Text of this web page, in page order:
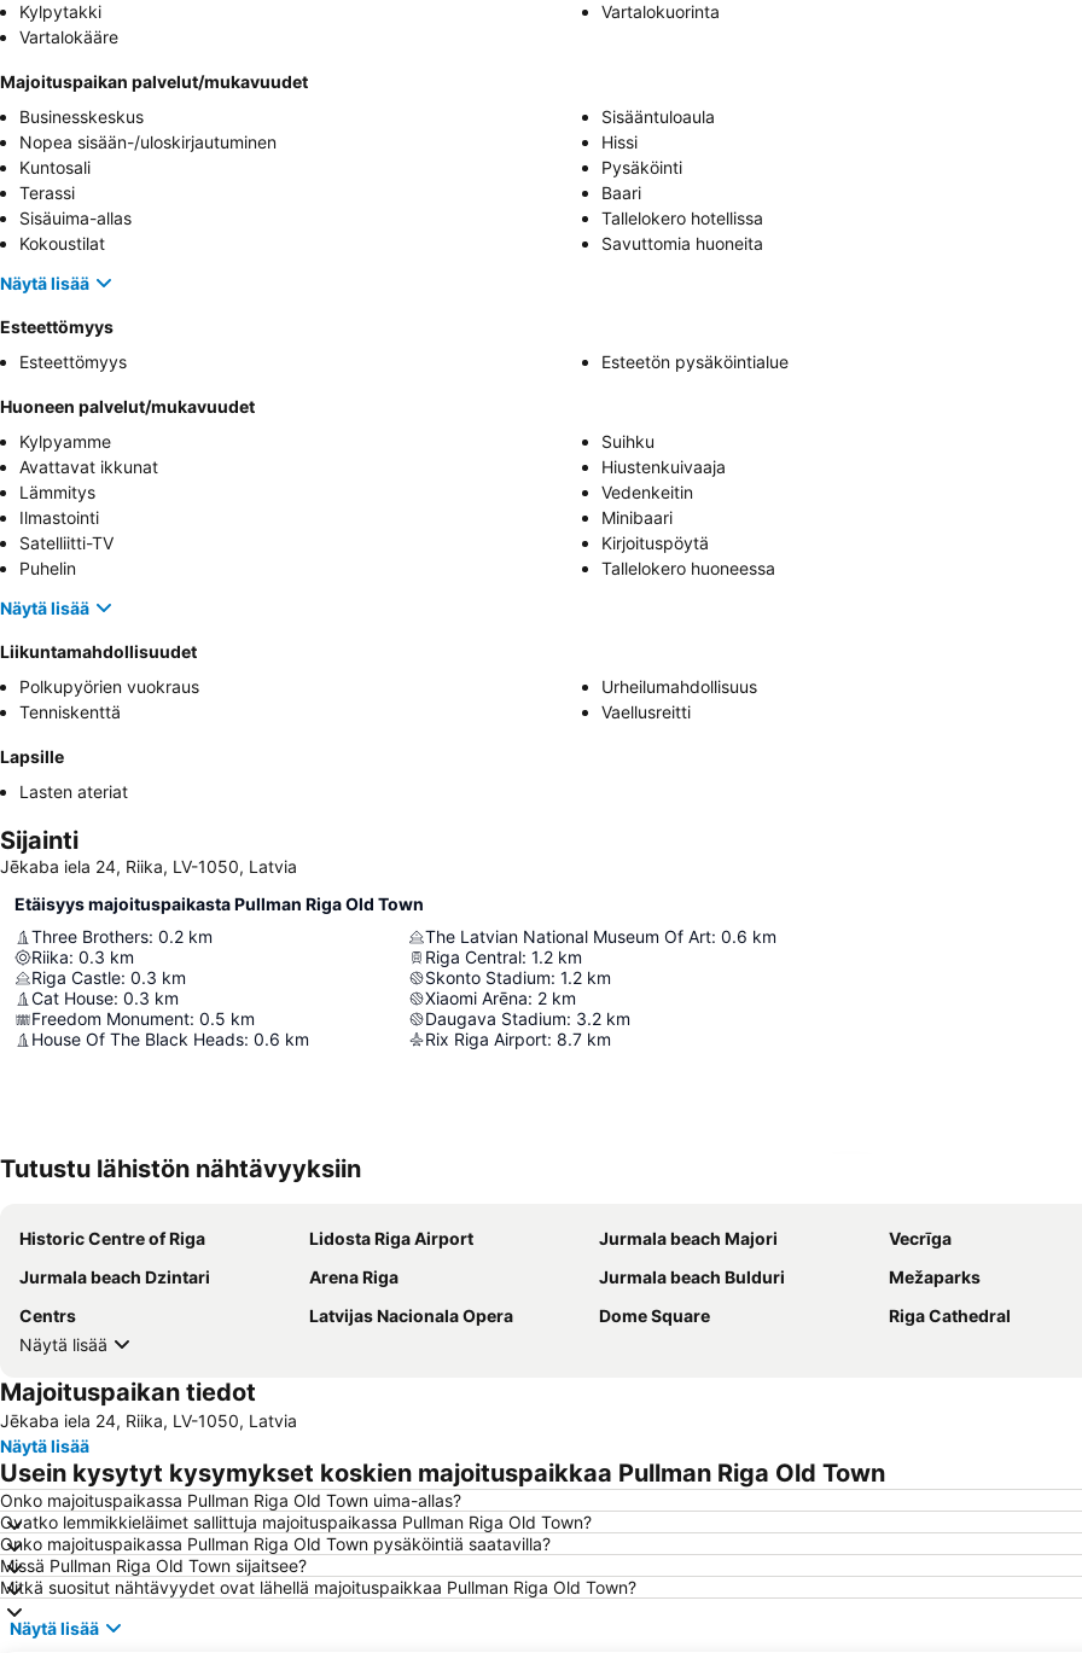
Kylpytakki
Vartalokuorinta
Vartalokääre
Majoituspaikan palvelut/mukavuudet
Businesskeskus
Sisääntuloaula
Nopea sisään-/uloskirjautuminen
Hissi
Kuntosali
Pysäköinti
Terassi
Baari
Sisäuima-allas
Tallelokero hotellissa
Kokoustilat
Savuttomia huoneita
Näytä lisää
Esteettömyys
Esteettömyys
Esteetön pysäköintialue
Huoneen palvelut/mukavuudet
Kylpyamme
Suihku
Avattavat ikkunat
Hiustenkuivaaja
Lämmitys
Vedenkeitin
Ilmastointi
Minibaari
Satelliitti-TV
Kirjoituspöytä
Puhelin
Tallelokero huoneessa
Näytä lisää
Liikuntamahdollisuudet
Polkupyörien vuokraus
Urheilumahdollisuus
Tenniskenttä
Vaellusreitti
Lapsille
Lasten ateriat
Sijainti
Jēkaba iela 24, Riika, LV-1050, Latvia
Etäisyys majoituspaikasta Pullman Riga Old Town
Three Brothers: 0.2 km
Riika: 0.3 km
Riga Castle: 0.3 km
Cat House: 0.3 km
Freedom Monument: 0.5 km
House Of The Black Heads: 0.6 km
The Latvian National Museum Of Art: 0.6 km
Riga Central: 1.2 km
Skonto Stadium: 1.2 km
Xiaomi Arēna: 2 km
Daugava Stadium: 3.2 km
Rix Riga Airport: 8.7 km
Tutustu lähistön nähtävyyksiin
Historic Centre of Riga Lidosta Riga Airport Jurmala beach Majori
Vecrīga
Jurmala beach Dzintari
Arena Riga Jurmala beach Bulduri
Mežaparks
Centrs
Latvijas Nacionala Opera Dome Square
Riga Cathedral
Näytä lisää
Majoituspaikan tiedot
Jēkaba iela 24, Riika, LV-1050, Latvia
Näytä lisää
Usein kysytyt kysymykset koskien majoituspaikkaa Pullman Riga Old Town
Onko majoituspaikassa Pullman Riga Old Town uima-allas?
Ovatko lemmikkieläimet sallittuja majoituspaikassa Pullman Riga Old Town?
Onko majoituspaikassa Pullman Riga Old Town pysäköintiä saatavilla?
Missä Pullman Riga Old Town sijaitsee?
Mitkä suositut nähtävyydet ovat lähellä majoituspaikkaa Pullman Riga Old Town?
Näytä lisää